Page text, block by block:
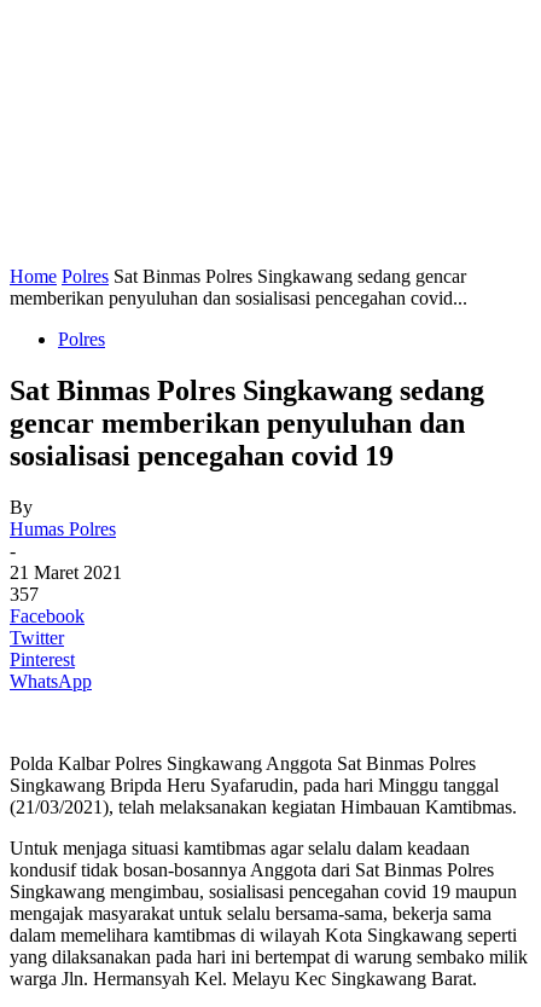
Home Polres Sat Binmas Polres Singkawang sedang gencar
memberikan penyuluhan dan sosialisasi pencegahan covid...
Polres
Sat Binmas Polres Singkawang sedang
gencar memberikan penyuluhan dan
sosialisasi pencegahan covid 19
By
Humas Polres
-
21 Maret 2021
357
Facebook
Twitter
Pinterest
WhatsApp
Polda Kalbar Polres Singkawang Anggota Sat Binmas Polres
Singkawang Bripda Heru Syafarudin, pada hari Minggu tanggal
(21/03/2021), telah melaksanakan kegiatan Himbauan Kamtibmas.
Untuk menjaga situasi kamtibmas agar selalu dalam keadaan
kondusif tidak bosan-bosannya Anggota dari Sat Binmas Polres
Singkawang mengimbau, sosialisasi pencegahan covid 19 maupun
mengajak masyarakat untuk selalu bersama-sama, bekerja sama
dalam memelihara kamtibmas di wilayah Kota Singkawang seperti
yang dilaksanakan pada hari ini bertempat di warung sembako milik
warga Jln. Hermansyah Kel. Melayu Kec Singkawang Barat.